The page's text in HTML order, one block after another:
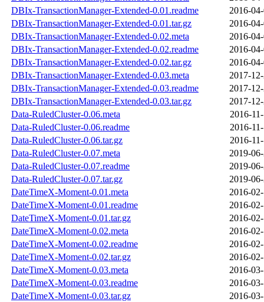
DBIx-TransactionManager-Extended-0.01.readme
2016-
DBIx-TransactionManager-Extended-0.01.tar.gz
2016-
DBIx-TransactionManager-Extended-0.02.meta
2016-
DBIx-TransactionManager-Extended-0.02.readme
2016-
DBIx-TransactionManager-Extended-0.02.tar.gz
2016-
DBIx-TransactionManager-Extended-0.03.meta
2017-
DBIx-TransactionManager-Extended-0.03.readme
2017-
DBIx-TransactionManager-Extended-0.03.tar.gz
2017-
Data-RuledCluster-0.06.meta
2016-
Data-RuledCluster-0.06.readme
2016-
Data-RuledCluster-0.06.tar.gz
2016-
Data-RuledCluster-0.07.meta
2019-
Data-RuledCluster-0.07.readme
2019-
Data-RuledCluster-0.07.tar.gz
2019-
DateTimeX-Moment-0.01.meta
2016-
DateTimeX-Moment-0.01.readme
2016-
DateTimeX-Moment-0.01.tar.gz
2016-
DateTimeX-Moment-0.02.meta
2016-
DateTimeX-Moment-0.02.readme
2016-
DateTimeX-Moment-0.02.tar.gz
2016-
DateTimeX-Moment-0.03.meta
2016-
DateTimeX-Moment-0.03.readme
2016-
DateTimeX-Moment-0.03.tar.gz
2016-